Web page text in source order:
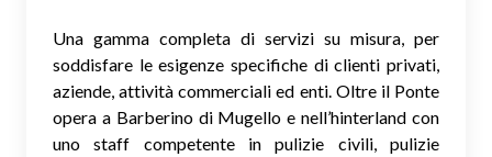
Una gamma completa di servizi su misura, per
soddisfare le esigenze specifiche di clienti privati,
aziende, attività commerciali ed enti. Oltre il Ponte
opera a Barberino di Mugello e nell’hinterland con
uno staff competente in pulizie civili, pulizie